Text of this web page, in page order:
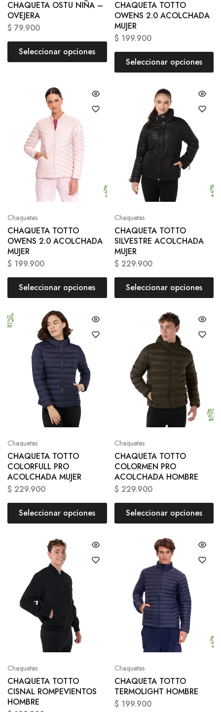
CHAQUETA OSTU NIÑA –
OVEJERA
$ 79.900
Seleccionar opciones
CHAQUETA TOTTO
OWENS 2.0 ACOLCHADA
MUJER
$ 199.900
Seleccionar opciones
Chaquetas
CHAQUETA TOTTO
OWENS 2.0 ACOLCHADA
MUJER
$ 199.900
Seleccionar opciones
Chaquetas
CHAQUETA TOTTO
SILVESTRE ACOLCHADA
MUJER
$ 229.900
Seleccionar opciones
Chaquetas
CHAQUETA TOTTO
COLORFULL PRO
ACOLCHADA MUJER
$ 229.900
Seleccionar opciones
Chaquetas
CHAQUETA TOTTO
COLORMEN PRO
ACOLCHADA HOMBRE
$ 229.900
Seleccionar opciones
Chaquetas
CHAQUETA TOTTO
CISNAL ROMPEVIENTOS
HOMBRE
Chaquetas
CHAQUETA TOTTO
TERMOLIGHT HOMBRE
$ 199.900